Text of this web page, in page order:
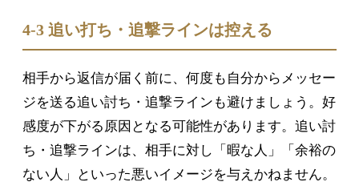
4-3 追い打ち・追撃ラインは控える
相手から返信が届く前に、何度も自分からメッセー
ジを送る追い討ち・追撃ラインも避けましょう。好
感度が下がる原因となる可能性があります。追い討
ち・追撃ラインは、相手に対し「暇な人」「余裕の
ない人」といった悪いイメージを与えかねません。